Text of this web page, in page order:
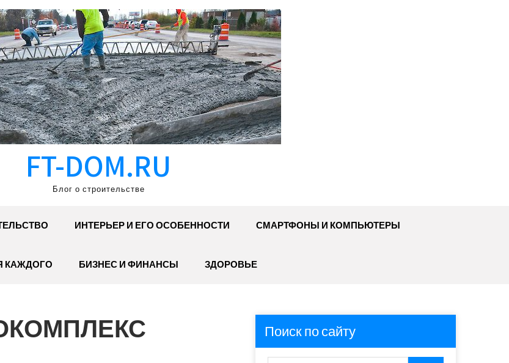
FT-DOM.RU
Блог о строительстве
ИНТЕРЬЕР И ЕГО ОСОБЕННОСТИ СМАРТФОНЫ И КОМПЬЮТЕРЫ
КАЖДОГО БИЗНЕС И ФИНАНСЫ ЗДОРОВЬЕ
Поиск по сайту